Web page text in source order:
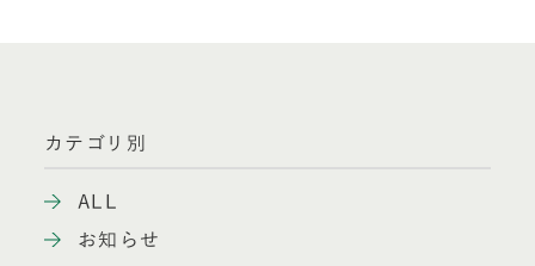
カテゴリ別
ALL
お知らせ